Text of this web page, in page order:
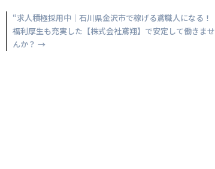
“求人積極採用中｜石川県金沢市で稼げる鳶職人になる！
福利厚生も充実した【株式会社鳶翔】で安定して働きませ
んか？ →